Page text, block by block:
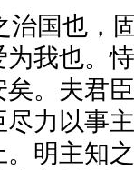
治国也，
我也。
。夫君
力以事
明主知